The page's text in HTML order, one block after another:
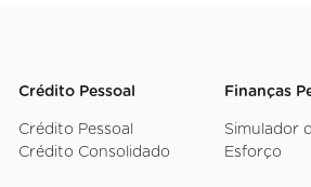
Crédito Pessoal
Crédito Pessoal
Crédito Consolidado
Finanças
Simulador
Esforço